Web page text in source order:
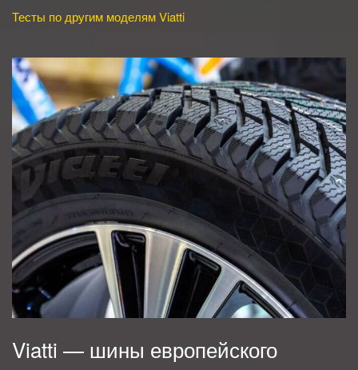
Тесты по другим моделям Viatti
Viatti — шины европейского